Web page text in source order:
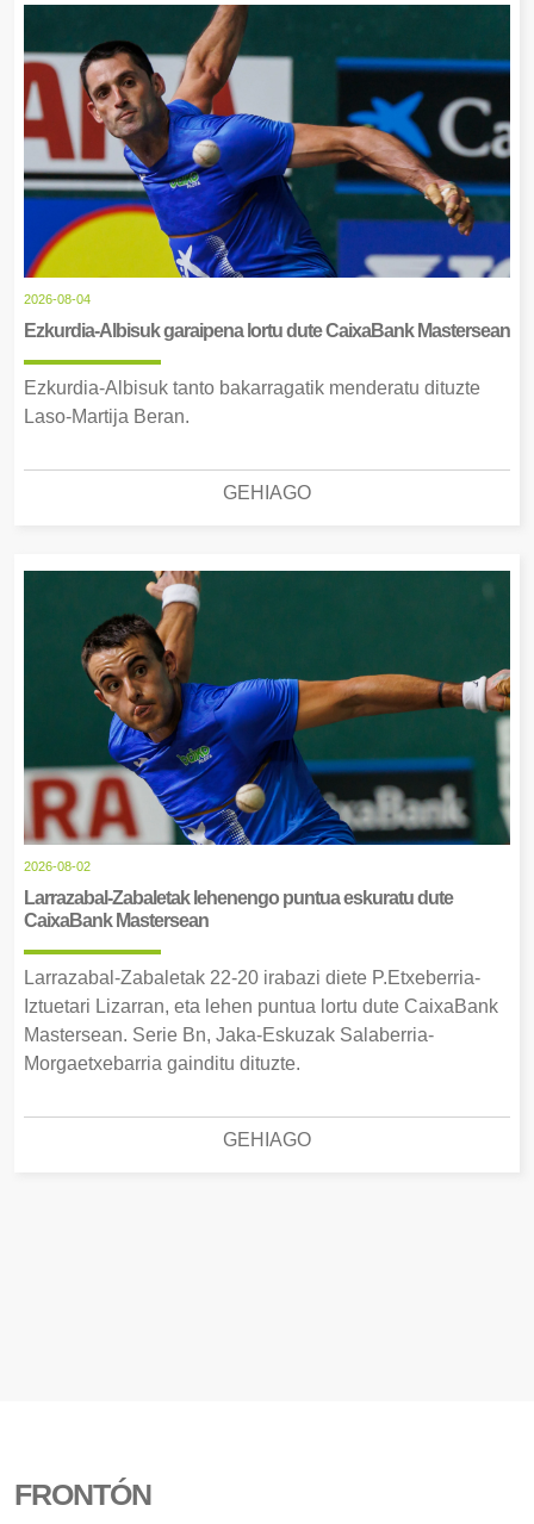
2026-08-04
Ezkurdia-Albisuk garaipena lortu dute CaixaBank Mastersean
Ezkurdia-Albisuk tanto bakarragatik menderatu dituzte
Laso-Martija Beran.
GEHIAGO
2026-08-02
Larrazabal-Zabaletak lehenengo puntua eskuratu dute
CaixaBank Mastersean
Larrazabal-Zabaletak 22-20 irabazi diete P.Etxeberria-
Iztuetari Lizarran, eta lehen puntua lortu dute CaixaBank
Mastersean. Serie Bn, Jaka-Eskuzak Salaberria-
Morgaetxebarria gainditu dituzte.
GEHIAGO
FRONTÓN